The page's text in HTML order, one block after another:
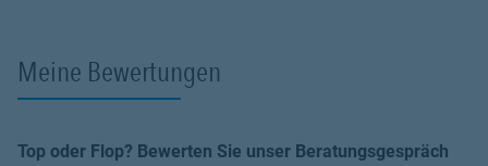
Sie haben Fragen rund um Versicherungen im Beamtenverhältnis
oder möchten sich unverbindlich beraten lassen?
passt:
Meine Bewertungen
Top oder Flop? Bewerten Sie unser Beratungsgespräch